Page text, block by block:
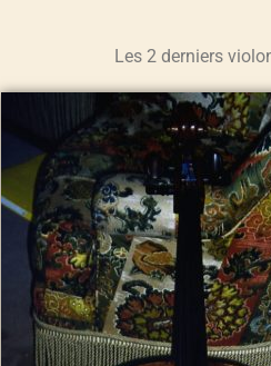
Les 2 derniers